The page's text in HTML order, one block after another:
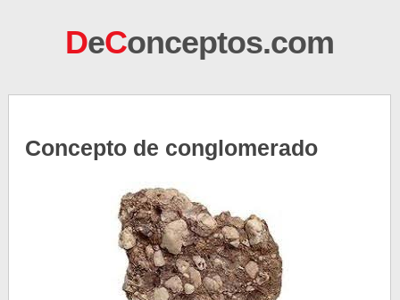
DeConceptos.com
Concepto de conglomerado